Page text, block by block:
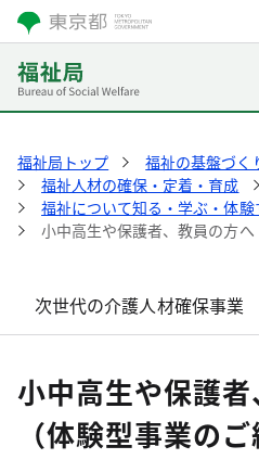
福祉局トップ
福祉の基盤づく
福祉人材の確保・定着・育成
福祉について知る・学ぶ・体験
小中高生や保護者、教員の方へ
次世代の介護人材確保事業
小中高生や保護
（体験型事業のご